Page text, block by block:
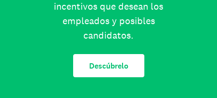
incentivos que desean los
empleados y posibles
candidatos.
Descúbrelo